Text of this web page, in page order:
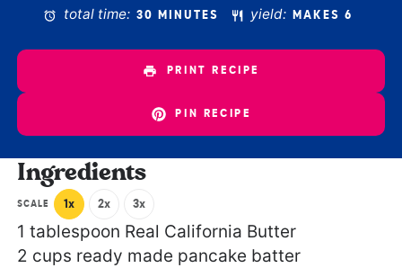
total time: 30 MINUTES yield: MAKES 6
PRINT RECIPE
PIN RECIPE
Ingredients
SCALE 1x 2x 3x
1 tablespoon Real California Butter
2 cups ready made pancake batter